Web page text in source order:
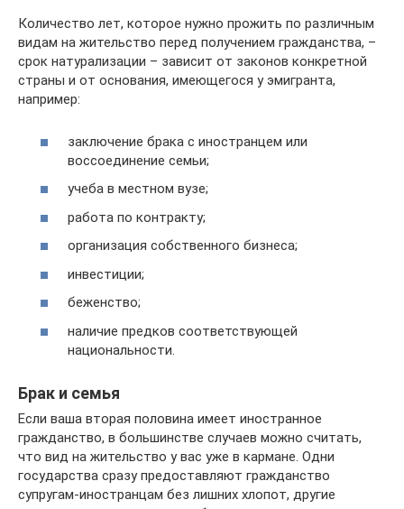
Количество лет, которое нужно прожить по различным
видам на жительство перед получением гражданства, –
срок натурализации – зависит от законов конкретной
страны и от основания, имеющегося у эмигранта,
например:
заключение брака с иностранцем или
воссоединение семьи;
учеба в местном вузе;
работа по контракту;
организация собственного бизнеса;
инвестиции;
беженство;
наличие предков соответствующей
национальности.
Брак и семья
Если ваша вторая половина имеет иностранное
гражданство, в большинстве случаев можно считать,
что вид на жительство у вас уже в кармане. Одни
государства сразу предоставляют гражданство
супругам-иностранцам без лишних хлопот, другие